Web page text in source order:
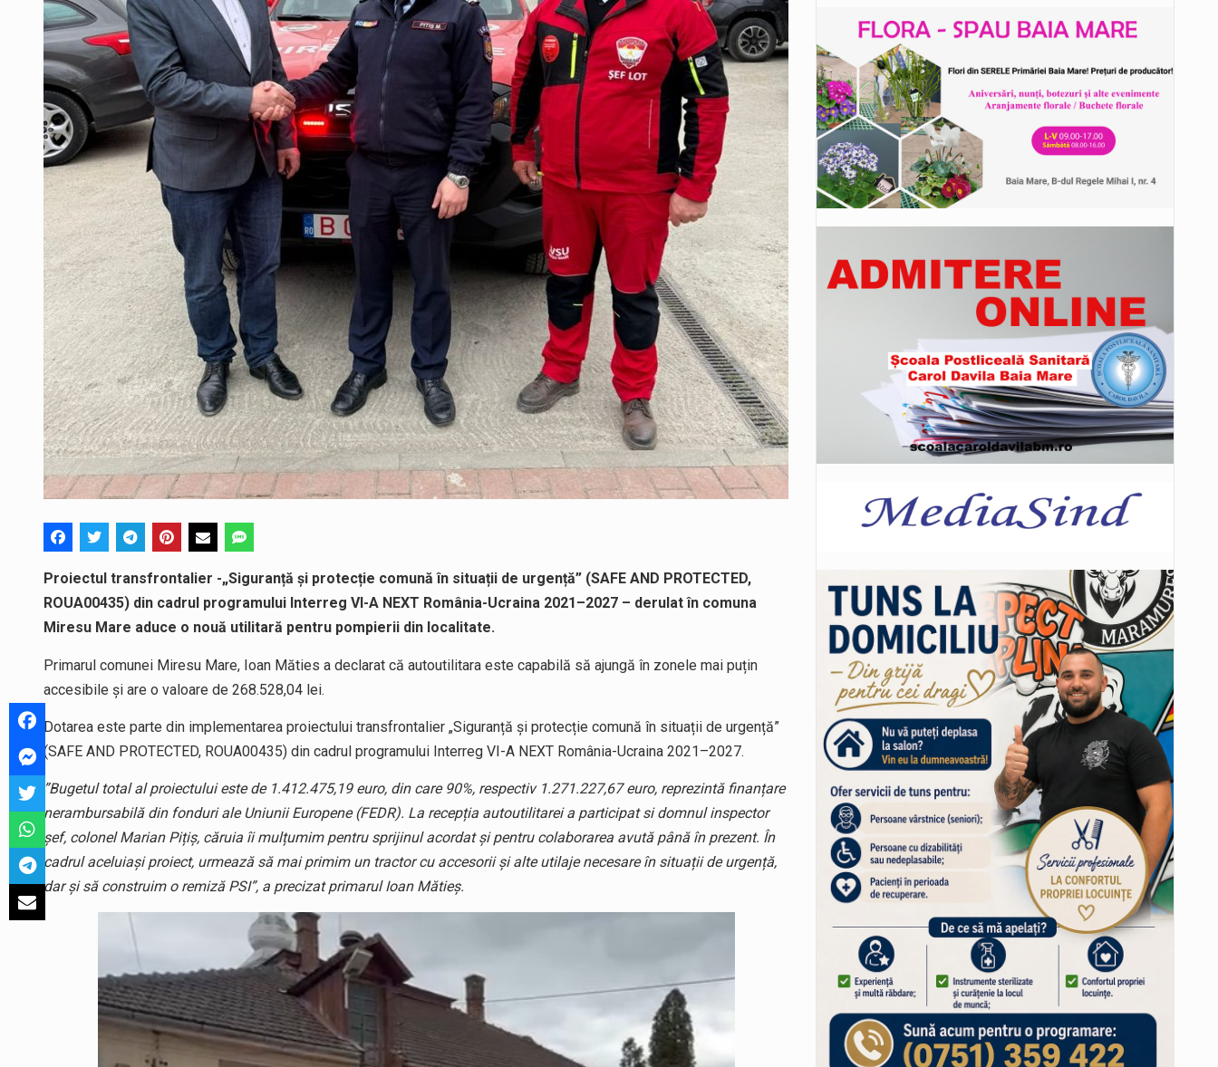
Proiectul transfrontalier -„Siguranță și protecție comună în situații de urgență” (SAFE AND PROTECTED,
ROUA00435) din cadrul programului Interreg VI-A NEXT România-Ucraina 2021–2027 – derulat în comuna
Miresu Mare aduce o nouă utilitară pentru pompierii din localitate.
Primarul comunei Miresu Mare, Ioan Măties a declarat că autoutilitara este capabilă să ajungă în zonele mai puțin
accesibile și are o valoare de 268.528,04 lei.
Dotarea este parte din implementarea proiectului transfrontalier „Siguranță și protecție comună în situații de urgență”
(SAFE AND PROTECTED, ROUA00435) din cadrul programului Interreg VI-A NEXT România-Ucraina 2021–2027.
”Bugetul total al proiectului este de 1.412.475,19 euro, din care 90%, respectiv 1.271.227,67 euro, reprezintă finanțare
nerambursabilă din fonduri ale Uniunii Europene (FEDR). La recepția autoutilitarei a participat si domnul inspector
șef, colonel Marian Pițiș, căruia îi mulțumim pentru sprijinul acordat și pentru colaborarea avută până în prezent. În
cadrul aceluiași proiect, urmează să mai primim un tractor cu accesorii și alte utilaje necesare în situații de urgență,
dar și să construim o remiză PSI”, a precizat primarul Ioan Mătieș.